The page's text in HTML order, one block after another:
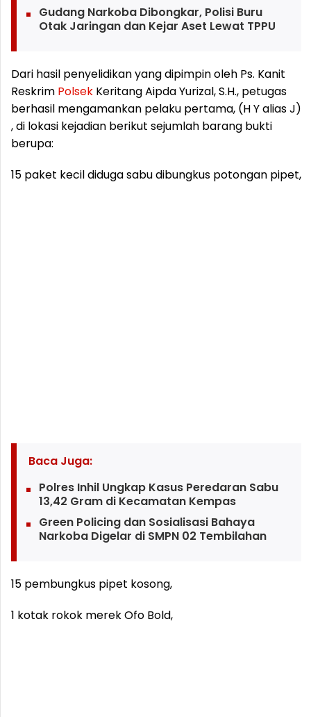
Gudang Narkoba Dibongkar, Polisi Buru
Otak Jaringan dan Kejar Aset Lewat TPPU
Dari hasil penyelidikan yang dipimpin oleh Ps. Kanit
Reskrim Polsek Keritang Aipda Yurizal, S.H., petugas
berhasil mengamankan pelaku pertama, (H Y alias J)
, di lokasi kejadian berikut sejumlah barang bukti
berupa:
15 paket kecil diduga sabu dibungkus potongan pipet,
Baca Juga:
Polres Inhil Ungkap Kasus Peredaran Sabu
13,42 Gram di Kecamatan Kempas
Green Policing dan Sosialisasi Bahaya
Narkoba Digelar di SMPN 02 Tembilahan
15 pembungkus pipet kosong,
1 kotak rokok merek Ofo Bold,